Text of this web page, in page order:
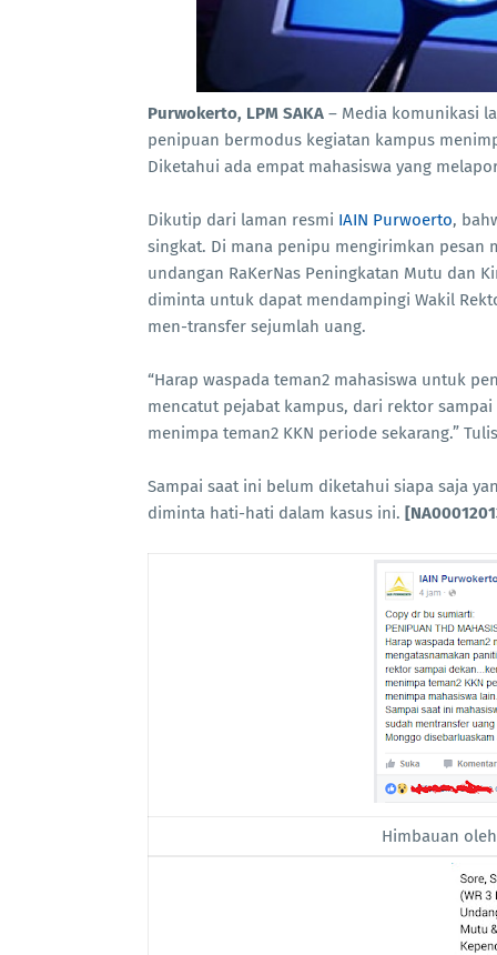
Purwokerto, LPM SAKA – Media komunikasi
penipuan bermodus kegiatan kampus
Diketahui ada empat mahasiswa yang
Dikutip dari laman resmi IAIN Purwoerto,
singkat. Di mana penipu mengirimkan pesan
undangan RaKerNas Peningkatan Mutu dan
diminta untuk dapat mendampingi Wakil
men-transfer sejumlah uang.
“Harap waspada teman2 mahasiswa untuk
mencatut pejabat kampus, dari rektor
menimpa teman2 KKN periode sekarang.”
Sampai saat ini belum diketahui siapa saja
diminta hati-hati dalam kasus ini.
Himbauan